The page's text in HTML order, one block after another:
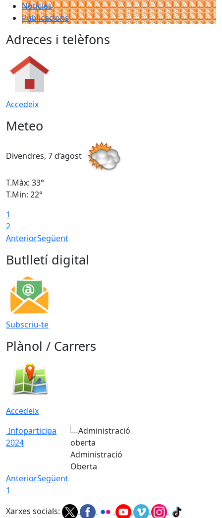
Notícies
Publicacions
Adreces i telèfons
Accedeix
Meteo
Divendres, 7 d’agost
T.Màx: 33°
T.Min: 22°
1
2
AnteriorSegüent
Butlletí digital
Subscriu-te
Plànol / Carrers
Accedeix
Infoparticipa
2024
Administració
Oberta
AnteriorSegüent
1
Xarxes socials: